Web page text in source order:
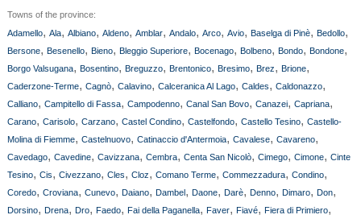
Towns of the province:
Adamello, Ala, Albiano, Aldeno, Amblar, Andalo, Arco, Avio, Baselga di Pinè, Bedollo,
Bersone, Besenello, Bieno, Bleggio Superiore, Bocenago, Bolbeno, Bondo, Bondone,
Borgo Valsugana, Bosentino, Breguzzo, Brentonico, Bresimo, Brez, Brione,
Caderzone-Terme, Cagnò, Calavino, Calceranica Al Lago, Caldes, Caldonazzo,
Calliano, Campitello di Fassa, Campodenno, Canal San Bovo, Canazei, Capriana,
Carano, Carisolo, Carzano, Castel Condino, Castelfondo, Castello Tesino, Castello-
Molina di Fiemme, Castelnuovo, Catinaccio d'Antermoia, Cavalese, Cavareno,
Cavedago, Cavedine, Cavizzana, Cembra, Centa San Nicolò, Cimego, Cimone, Cinte
Tesino, Cis, Civezzano, Cles, Cloz, Comano Terme, Commezzadura, Condino,
Coredo, Croviana, Cunevo, Daiano, Dambel, Daone, Darè, Denno, Dimaro, Don,
Dorsino, Drena, Dro, Faedo, Fai della Paganella, Faver, Fiavé, Fiera di Primiero,